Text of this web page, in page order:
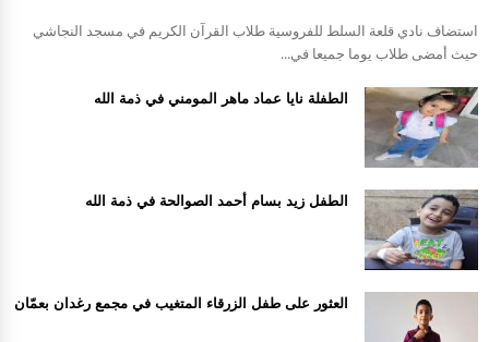
استضاف نادي قلعة السلط للفروسية طلاب القرآن الكريم في مسجد النجاشي
حيث أمضى طلاب يوما جميعا في...
الطفلة نايا عماد ماهر المومني في ذمة الله
الطفل زيد بسام أحمد الصوالحة في ذمة الله
العثور على طفل الزرقاء المتغيب في مجمع رغدان بعمّان